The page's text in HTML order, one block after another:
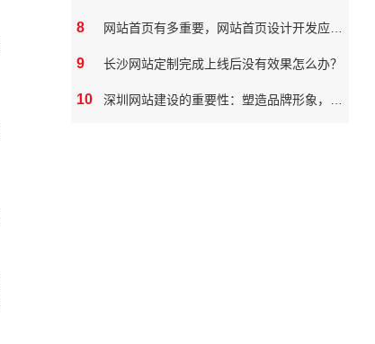
8
9 长沙网站定制完成上线后没有效果怎么办？
10